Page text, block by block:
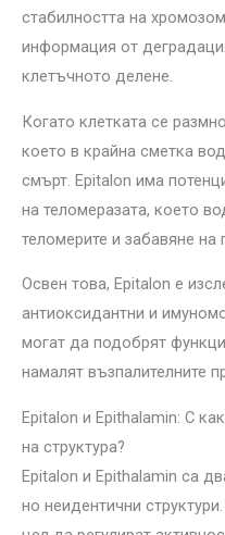
стабилността на
информация от
клетъчното делене.
Когато клетката се
което в крайна сметка
смърт. Epitalon има
на теломеразата, което
теломерите и забавяне
Освен това, Epitalon е
антиоксидантни и
могат да подобрят
намалят възпалителните
Epitalon и Epithalamin: С
на структура?
Epitalon и Epithalamin са
но неидентични